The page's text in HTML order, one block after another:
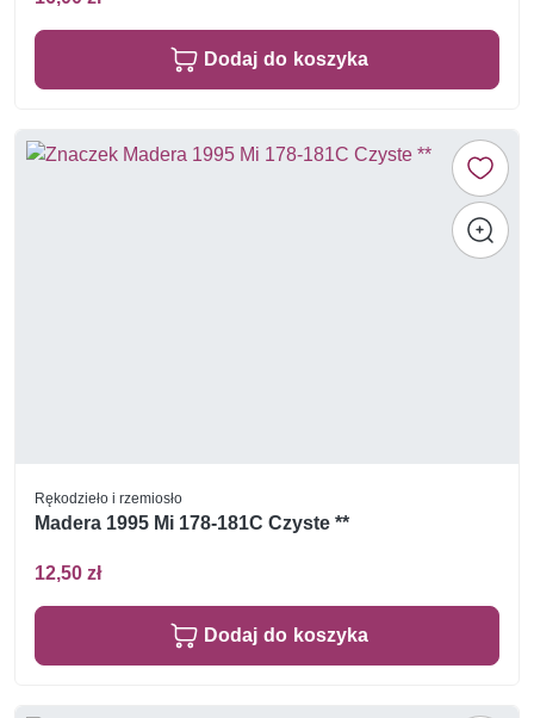
Dodaj do koszyka
Rękodzieło i rzemiosło
Madera 1995 Mi 178-181C Czyste **
12,50 zł
Dodaj do koszyka